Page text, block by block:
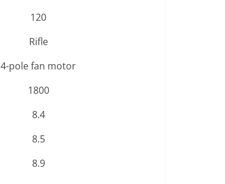
120
Rifle
4-pole fan motor
1800
8.4
8.5
8.9